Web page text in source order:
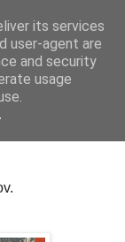
its services
user-agent are
and security
usage